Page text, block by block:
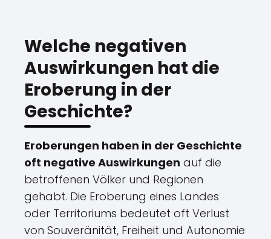
Welche negativen
Auswirkungen hat die
Eroberung in der
Geschichte?
Eroberungen haben in der Geschichte
oft negative Auswirkungen auf die
betroffenen Völker und Regionen
gehabt. Die Eroberung eines Landes
oder Territoriums bedeutet oft Verlust
von Souveränität, Freiheit und Autonomie